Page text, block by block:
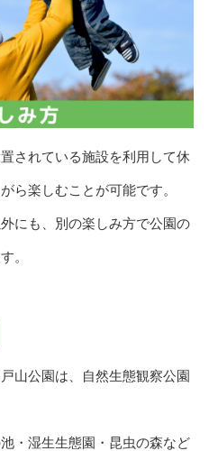
されている施設を利用して休
ら楽しむことが可能です。
にも、別の楽しみ方で公園の
。
山公園は、自然生態観察公園
・湿生生態園・昆虫の森など